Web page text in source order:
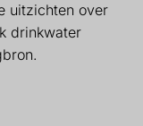
uitzichten over
drinkwater